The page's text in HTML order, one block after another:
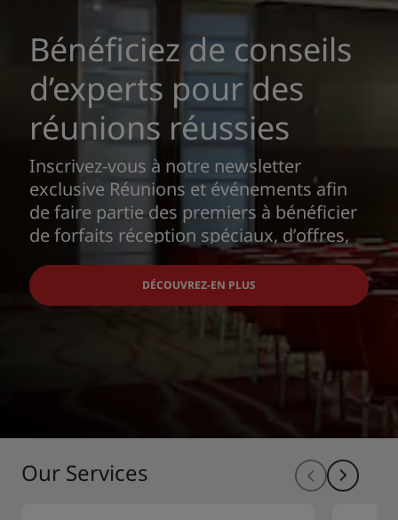
Bénéficiez de conseils
d’experts pour des
réunions réussies
Inscrivez-vous à notre newsletter
exclusive Réunions et événements afin
de faire partie des premiers à bénéficier
de forfaits réception spéciaux, d’offres,
de conseils d’experts sur le déroulement
de réunions et conférences réussies et la
planification d’un événement parfait de A
à Z. Nous serons très heureux de vous
DÉCOUVREZ-EN PLUS
Our Services